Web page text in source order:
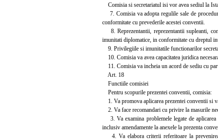
Comisia si secretariatul isi vor avea sediul la
7. Comisia va adopta regulile sale de
conformitate cu prevederile acestei conventii.
8. Reprezentantii, reprezentantii supleanti,
imunitati diplomatice, in conformitate cu dreptul
9. Privilegiile si imunitatile functionarilor
10. Comisia va avea capacitatea juridica
11. Comisia va incheia un acord de sediu cu
Art. 18
Functiile comisiei
Pentru scopurile prezentei conventii, comisia:
1. Va promova aplicarea prezentei conventii si
2. Va face recomandari cu privire la masurile
3. Va examina problemele legate de aplicarea
inclusiv amendamente la anexele la prezenta
4. Va elabora criterii referitoare la